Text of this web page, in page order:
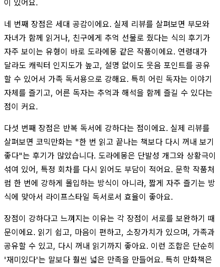
이 있어요.
네 번째 장점은 세대 공감이에요. 실제 리뷰를 살펴보면 부모와
자녀가 함께 읽거나, 친구에게 추억 선물로 줬다는 식의 후기가
자주 보이는 유형이 바로 도라에몽 같은 작품이에요. 연령대가
달라도 캐릭터 인지도가 높고, 설명 없이도 웃음 포인트를 공유
할 수 있어서 가족 독서용으로 강해요. 특히 어린 독자는 이야기
자체를 즐기고, 어른 독자는 추억과 해석을 함께 즐길 수 있다는
점이 커요.
다섯 번째 장점은 반복 독서에 강하다는 점이에요. 실제 리뷰를
살펴보면 코믹만화는 "한 번 읽고 끝나는 책보다 다시 꺼내 보기
좋다"는 후기가 많았습니다. 도라에몽은 단발성 개그와 상황극이
섞여 있어, 특정 회차를 다시 읽어도 부담이 적어요. 문학 작품처
럼 한 번에 강하게 몰입하는 방식이 아니라, 짧게 자주 즐기는 방
식에 맞아서 라이프스타일 독서로서 효율이 좋아요.
장점이 강하다고 느껴지는 이유는 각 장점이 서로를 보완하기 때
문이에요. 읽기 쉽고, 마음이 편하고, 소장가치가 있으며, 가족과
공유할 수 있고, 다시 꺼내 읽기까지 좋아요. 이런 조합은 단순히
'재미있다'는 말보다 훨씬 넓은 만족을 만들어요. 특히 만화책은